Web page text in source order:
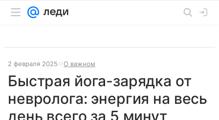
2 февраля 2025 О важном
Быстрая йога-зарядка от
невролога: энергия на весь
день всего за 5 минут